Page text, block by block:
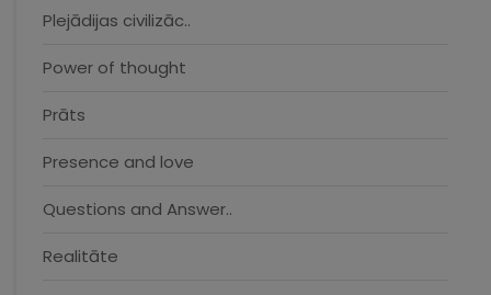
Plejādijas civilizāc..
Power of thought
Prāts
Presence and love
Questions and Answer..
Realitāte